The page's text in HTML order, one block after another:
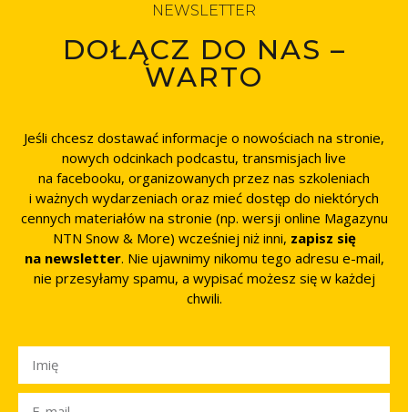
NEWSLETTER
DOŁĄCZ DO NAS –
WARTO
Jeśli chcesz dostawać informacje o nowościach na stronie,
nowych odcinkach podcastu, transmisjach live
na facebooku, organizowanych przez nas szkoleniach
i ważnych wydarzeniach oraz mieć dostęp do niektórych
cennych materiałów na stronie (np. wersji online Magazynu
NTN Snow & More) wcześniej niż inni, zapisz się
na newsletter. Nie ujawnimy nikomu tego adresu e-mail,
nie przesyłamy spamu, a wypisać możesz się w każdej
chwili.